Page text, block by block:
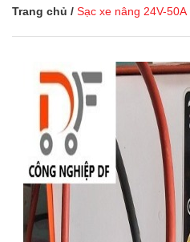
Trang chủ / Sạc xe nâng 24V-50A